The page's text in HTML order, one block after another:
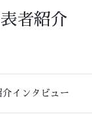
者紹介
介インタビュー